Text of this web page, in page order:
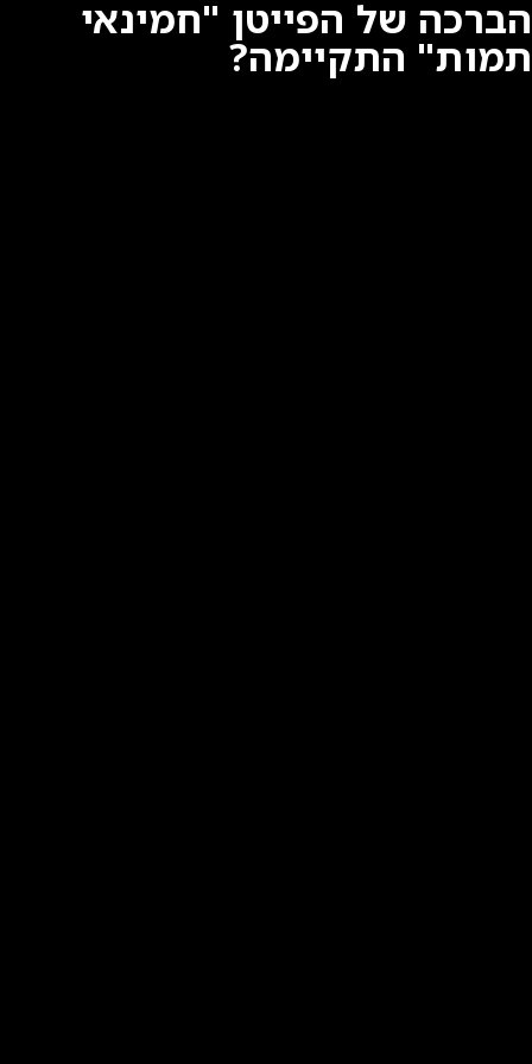
הברכה של הפייטן "חמינאי
תמות" התקיימה?